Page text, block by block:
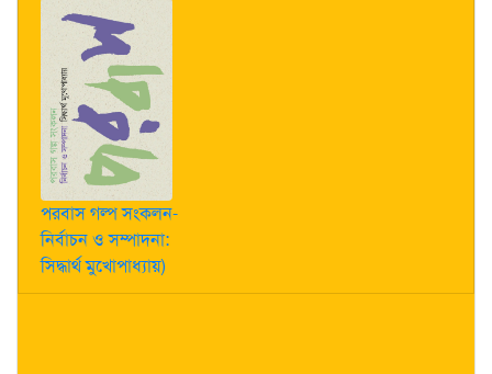
পরবাস গল্প সংকলন-
নির্বাচন ও সম্পাদনা:
সিদ্ধার্থ মুখোপাধ্যায়)